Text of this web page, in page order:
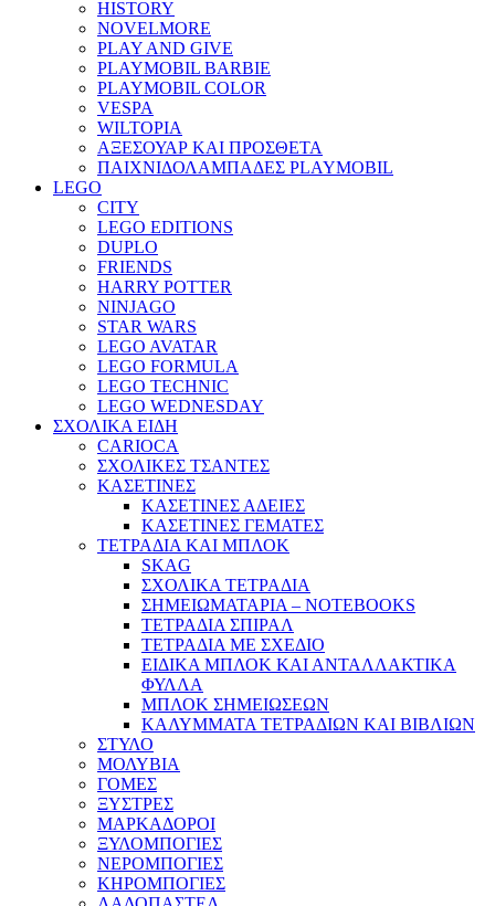
HISTORY
NOVELMORE
PLAY AND GIVE
PLAYMOBIL BARBIE
PLAYMOBIL COLOR
VESPA
WILTOPIA
ΑΞΕΣΟΥΑΡ ΚΑΙ ΠΡΟΣΘΕΤΑ
ΠΑΙΧΝΙΔΟΛΑΜΠΑΔΕΣ PLAYMOBIL
LEGO
CITY
LEGO EDITIONS
DUPLO
FRIENDS
HARRY POTTER
NINJAGO
STAR WARS
LEGO AVATAR
LEGO FORMULA
LEGO TECHNIC
LEGO WEDNESDAY
ΣΧΟΛΙΚΑ ΕΙΔΗ
CARIOCA
ΣΧΟΛΙΚΕΣ ΤΣΑΝΤΕΣ
ΚΑΣΕΤΙΝΕΣ
ΚΑΣΕΤΙΝΕΣ ΑΔΕΙΕΣ
ΚΑΣΕΤΙΝΕΣ ΓΕΜΑΤΕΣ
ΤΕΤΡΑΔΙΑ ΚΑΙ ΜΠΛΟΚ
SKAG
ΣΧΟΛΙΚΑ ΤΕΤΡΑΔΙΑ
ΣΗΜΕΙΩΜΑΤΑΡΙΑ – NOTEBOOKS
ΤΕΤΡΑΔΙΑ ΣΠΙΡΑΛ
ΤΕΤΡΑΔΙΑ ΜΕ ΣΧΕΔΙΟ
ΕΙΔΙΚΑ ΜΠΛΟΚ ΚΑΙ ΑΝΤΑΛΛΑΚΤΙΚΑ
ΦΥΛΛΑ
ΜΠΛΟΚ ΣΗΜΕΙΩΣΕΩΝ
ΚΑΛΥΜΜΑΤΑ ΤΕΤΡΑΔΙΩΝ ΚΑΙ ΒΙΒΛΙΩΝ
ΣΤΥΛΟ
ΜΟΛΥΒΙΑ
ΓΟΜΕΣ
ΞΥΣΤΡΕΣ
ΜΑΡΚΑΔΟΡΟΙ
ΞΥΛΟΜΠΟΓΙΕΣ
ΝΕΡΟΜΠΟΓΙΕΣ
ΚΗΡΟΜΠΟΓΙΕΣ